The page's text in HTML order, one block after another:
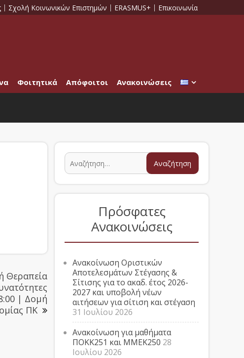
Σχολή Κοινωνικών Επιστημών ERASMUS+ Επικοινωνία
Φοιτητικά Απόφοιτοι Ανακοινώσεις
Θεραπεία
| Δομή
ΠΚ
Πρόσφατες
Ανακοινώσεις
Ανακοίνωση Οριστικών
Αποτελεσμάτων Στέγασης &
Σίτισης για το ακαδ. έτος 2026-
2027 και υποβολή νέων
αιτήσεων για σίτιση και στέγαση
31 Ιουλίου 2026
Ανακοίνωση για μαθήματα
ΠΟΚΚ251 και ΜΜΕΚ250 28
Ιουλίου 2026